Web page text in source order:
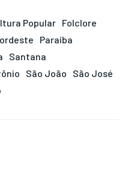
Popular
Folclore
Paraíba
Santana
São João
São José